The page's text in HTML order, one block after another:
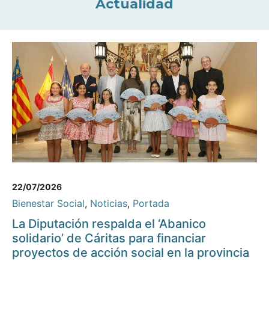
Actualidad
22/07/2026
Bienestar Social, Noticias, Portada
La Diputación respalda el ‘Abanico
solidario’ de Cáritas para financiar
proyectos de acción social en la provincia